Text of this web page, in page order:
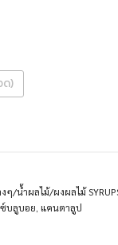
ด)
/น้ำผลไม้/ผงผลไม้
ซ์บลูบอย แคนตาลูป